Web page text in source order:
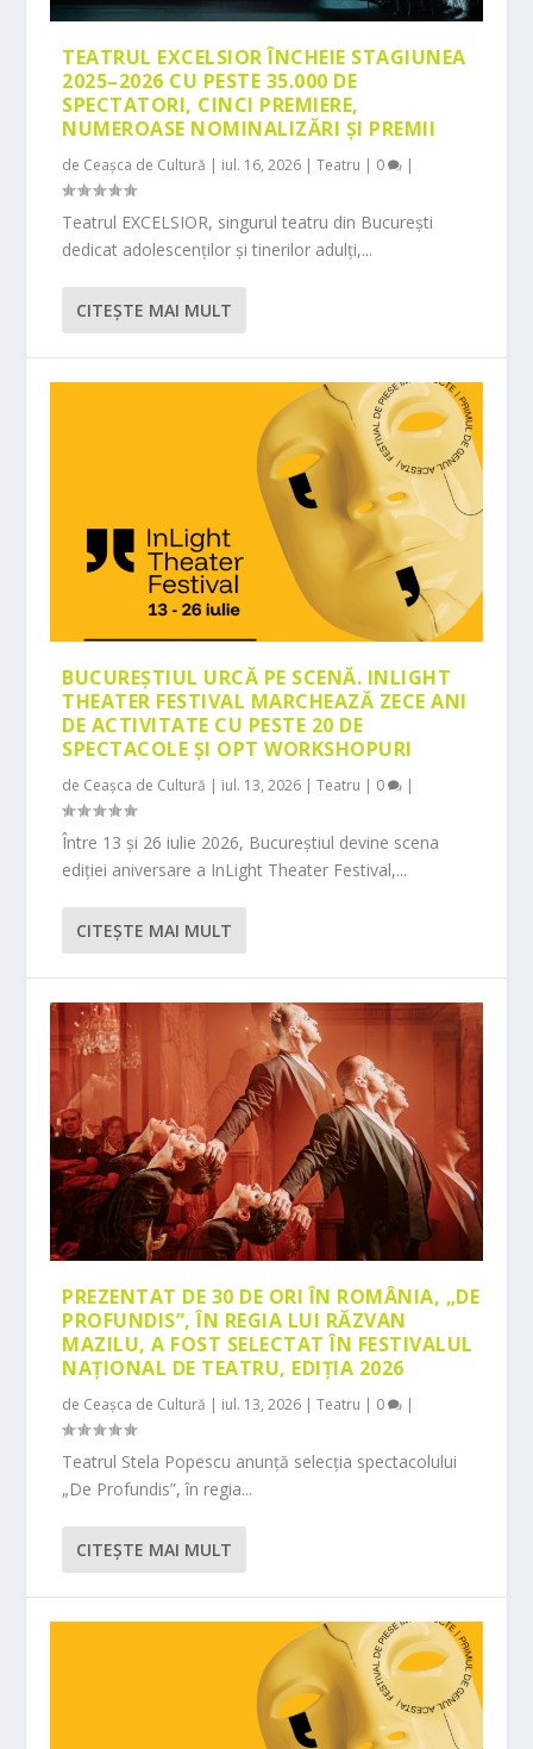
TEATRUL EXCELSIOR ÎNCHEIE STAGIUNEA
2025–2026 CU PESTE 35.000 DE
SPECTATORI, CINCI PREMIERE,
NUMEROASE NOMINALIZĂRI ȘI PREMII
de Ceașca de Cultură | iul. 16, 2026 |Teatru | 0 |
Teatrul EXCELSIOR, singurul teatru din București
dedicat adolescenților și tinerilor adulți,...
CITEŞTE MAI MULT
BUCUREȘTIUL URCĂ PE SCENĂ. INLIGHT
THEATER FESTIVAL MARCHEAZĂ ZECE ANI
DE ACTIVITATE CU PESTE 20 DE
SPECTACOLE ȘI OPT WORKSHOPURI
de Ceașca de Cultură | iul. 13, 2026 |Teatru | 0 |
Între 13 și 26 iulie 2026, Bucureștiul devine scena
ediției aniversare a InLight Theater Festival,...
CITEŞTE MAI MULT
PREZENTAT DE 30 DE ORI ÎN ROMÂNIA, „DE
PROFUNDIS”, ÎN REGIA LUI RĂZVAN
MAZILU, A FOST SELECTAT ÎN FESTIVALUL
NAȚIONAL DE TEATRU, EDIȚIA 2026
de Ceașca de Cultură | iul. 13, 2026 |Teatru | 0 |
Teatrul Stela Popescu anunță selecția spectacolului
„De Profundis”, în regia...
CITEŞTE MAI MULT